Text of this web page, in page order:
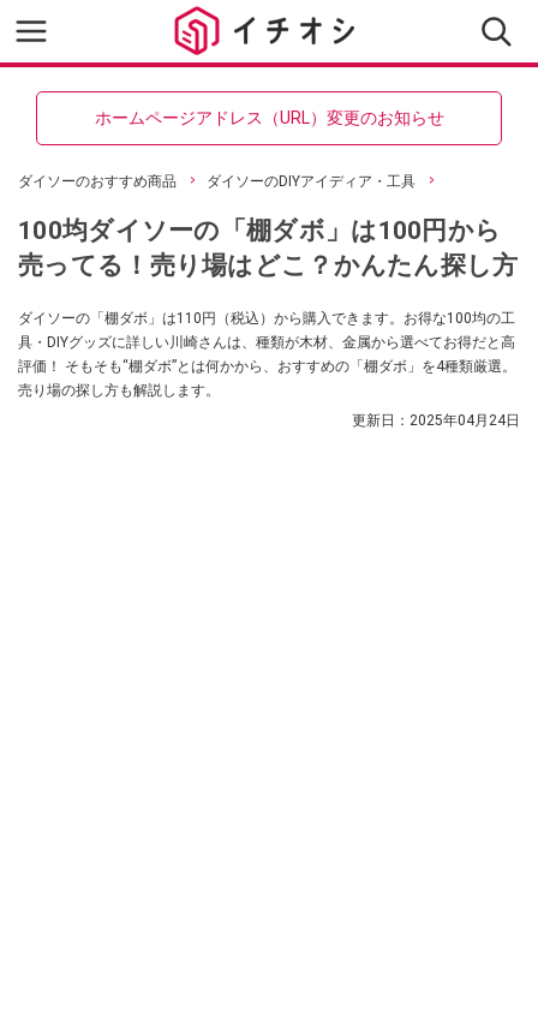
ホームページアドレス（URL）変更のお知らせ
ダイソーのおすすめ商品 ダイソーのDIYアイディア・工具
100均ダイソーの「棚ダボ」は100円から
売ってる！売り場はどこ？かんたん探し方
ダイソーの「棚ダボ」は110円（税込）から購入できます。お得な100均の工
具・DIYグッズに詳しい川崎さんは、種類が木材、金属から選べてお得だと高
評価！ そもそも“棚ダボ”とは何かから、おすすめの「棚ダボ」を4種類厳選。
売り場の探し方も解説します。
更新日： 2025年04月24日